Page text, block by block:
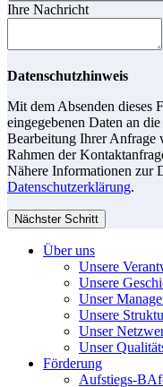
Ihre Nachricht
Datenschutzhinweis
Mit dem Absenden dieses
eingegebenen Daten an
Bearbeitung Ihrer Anfrage
Rahmen der
Nähere Informationen zur
Datenschutzerklärung.
Nächster Schritt
Über uns
Unsere
Unsere
Unser
Unsere
Unser
Unser
Förderung
Aufstiegs-